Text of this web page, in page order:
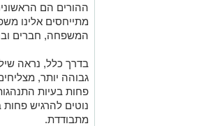
ההורים הם
מתייחסים אלינו
המשפחה, חברים
בדרך כלל, נראה
גבוהה יותר,
פחות בעיות
נוטים להרגיש
מתבודדת.